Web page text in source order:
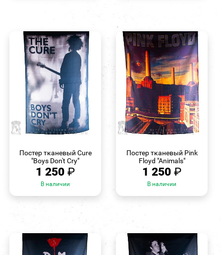
Постер тканевый Cure
"Boys Don't Cry"
1 250 ₽
В наличии
Постер тканевый Pink
Floyd "Animals"
1 250 ₽
В наличии